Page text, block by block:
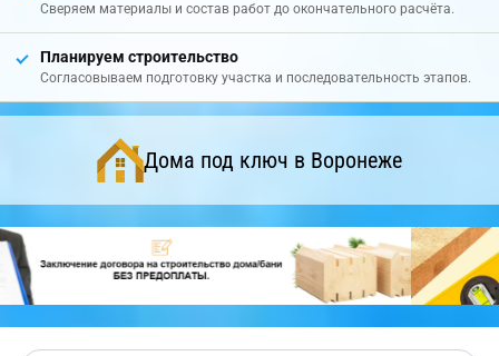
Сверяем материалы и состав работ до окончательного расчёта.
Планируем строительство
Согласовываем подготовку участка и последовательность этапов.
Дома под ключ в Воронеже